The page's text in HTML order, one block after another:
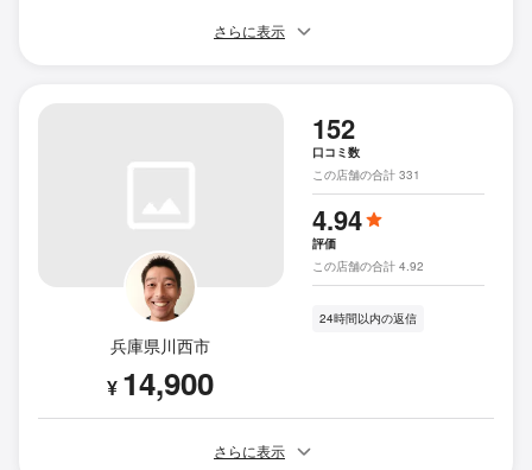
さらに表示
兵庫県川西市
¥ 14,900
152
口コミ数
この店舗の合計 331
4.94
評価
この店舗の合計 4.92
24時間以内の返信
さらに表示